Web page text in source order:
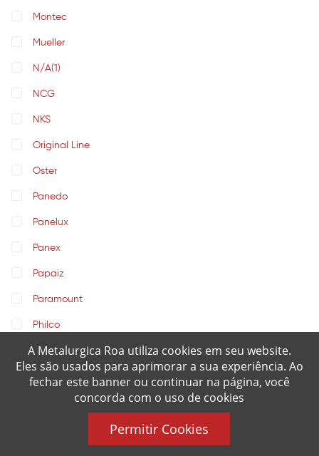
Montec
Mueller
N/A(1)
NCG
NKS
Original Line
Oster
Panedo
Panelux
Panex
Papaiz
Paramount
Philco
Pino Lar
PLM
A Metalurgica Roa utiliza cookies em seu website.
Eles são usados para aprimorar a sua experiência. Ao
fechar este banner ou continuar na página, você
concorda com o uso de cookies
Permitir Cookies